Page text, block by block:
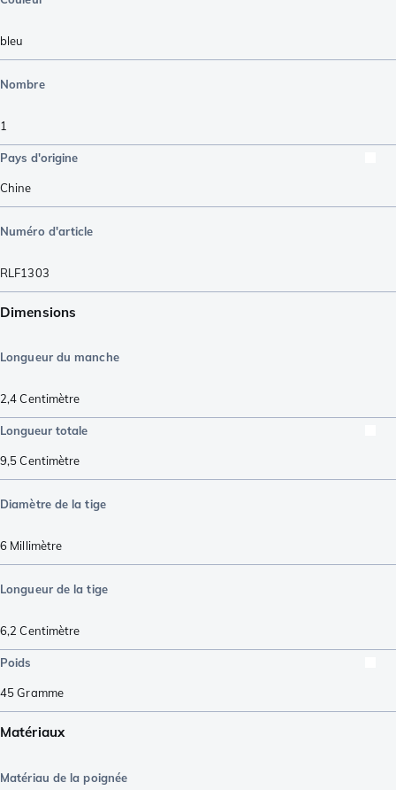
bleu
Nombre
1
Pays d'origine
Chine
Numéro d'article
RLF1303
Dimensions
Longueur du manche
2,4Centimètre
Longueur totale
9,5Centimètre
Diamètre de la tige
6 Millimètre
Longueur de la tige
6,2 Centimètre
Poids
45Gramme
Matériaux
Matériau de la poignée